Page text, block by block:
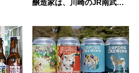
醸造家は、川崎のJR南武線